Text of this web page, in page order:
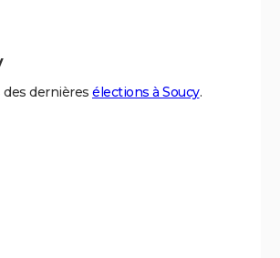
dernières élections à Soucy.